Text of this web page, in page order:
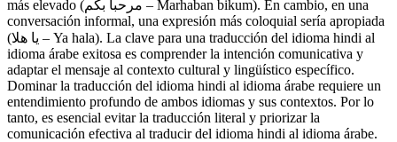
más elevado (مرحباً بكم – Marhaban bikum). En cambio, en una
conversación informal, una expresión más coloquial sería apropiada
(يا هلا – Ya hala). La clave para una traducción del idioma hindi al
idioma árabe exitosa es comprender la intención comunicativa y
adaptar el mensaje al contexto cultural y lingüístico específico.
Dominar la traducción del idioma hindi al idioma árabe requiere un
entendimiento profundo de ambos idiomas y sus contextos. Por lo
tanto, es esencial evitar la traducción literal y priorizar la
comunicación efectiva al traducir del idioma hindi al idioma árabe.